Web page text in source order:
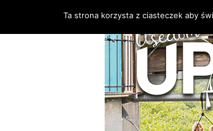
Ta strona korzysta z ciasteczek aby